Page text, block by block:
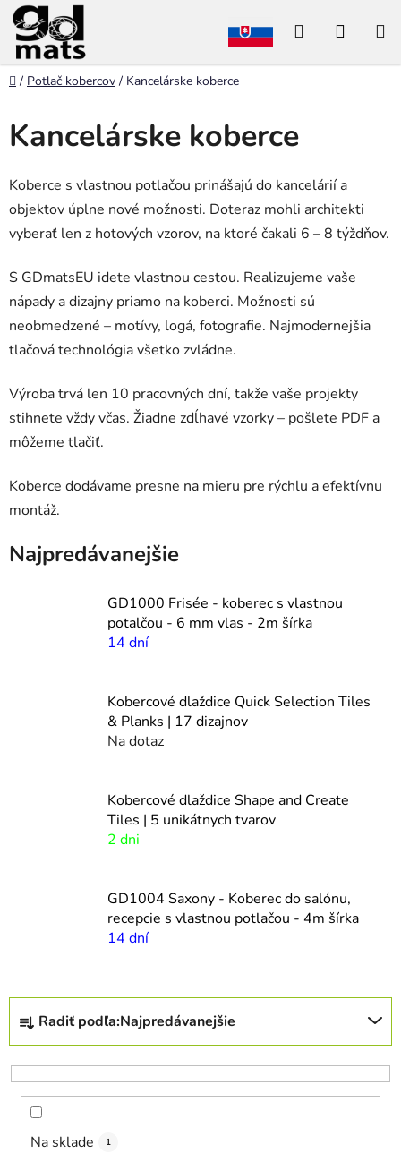
Prejsť
na
obsah
Hľadať
Domov
/ Potlač kobercov / Kancelárske koberce
Kancelárske koberce
Koberce s vlastnou potlačou prinášajú do kancelárií a
objektov úplne nové možnosti. Doteraz mohli architekti
vyberať len z hotových vzorov, na ktoré čakali 6 – 8 týždňov.
S GDmatsEU idete vlastnou cestou. Realizujeme vaše
nápady a dizajny priamo na koberci. Možnosti sú
neobmedzené – motívy, logá, fotografie. Najmodernejšia
tlačová technológia všetko zvládne.
Výroba trvá len 10 pracovných dní, takže vaše projekty
stihnete vždy včas. Žiadne zdĺhavé vzorky – pošlete PDF a
môžeme tlačiť.
Koberce dodávame presne na mieru pre rýchlu a efektívnu
montáž.
Najpredávanejšie
GD1000 Frisée - koberec s vlastnou
potalčou - 6 mm vlas - 2m šírka
14 dní
Kobercové dlaždice Quick Selection Tiles
& Planks | 17 dizajnov
Na dotaz
Kobercové dlaždice Shape and Create
Tiles | 5 unikátnych tvarov
2 dni
GD1004 Saxony - Koberec do salónu,
recepcie s vlastnou potlačou - 4m šírka
14 dní
R
d
e
Radiť podľa:Najpredávanejšie
Na sklade 1